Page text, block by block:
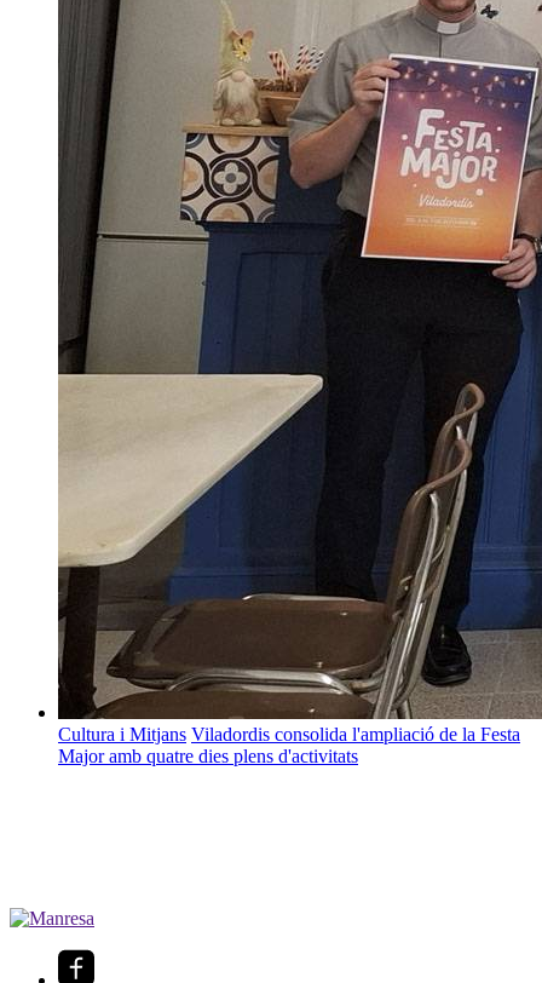
Cultura i Mitjans Viladordis consolida l'ampliació de la Festa
Major amb quatre dies plens d'activitats